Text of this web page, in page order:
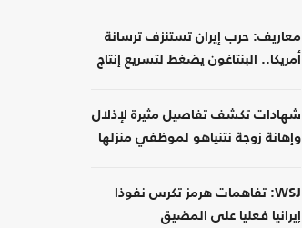
معاريف: حرب إيران تستنزف ترسانة
أمريكا.. البنتاغون يضغط لتسريع إنتاج
شهادات تكشف تفاصيل مثيرة لإذلال
وإهانة زوجة نتنياهو لموظفي منزلها
WSJ: تفاهمات هرمز تكرس نفوذا
إيرانيا فعليا على المضيق